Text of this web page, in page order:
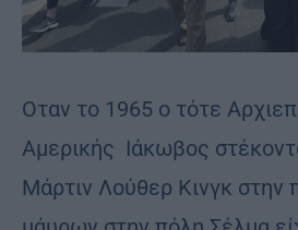
Oταν το 1965 ο τότε
Αμερικής Ιάκωβος
Μάρτιν Λούθερ Κινγκ στην